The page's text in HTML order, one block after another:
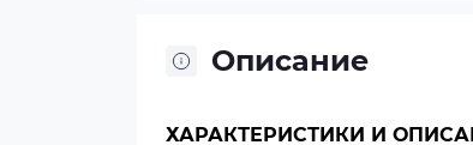
Описание
ХАРАКТЕРИСТИКИ И